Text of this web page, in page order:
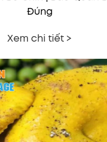
Đúng
Xem chi tiết >